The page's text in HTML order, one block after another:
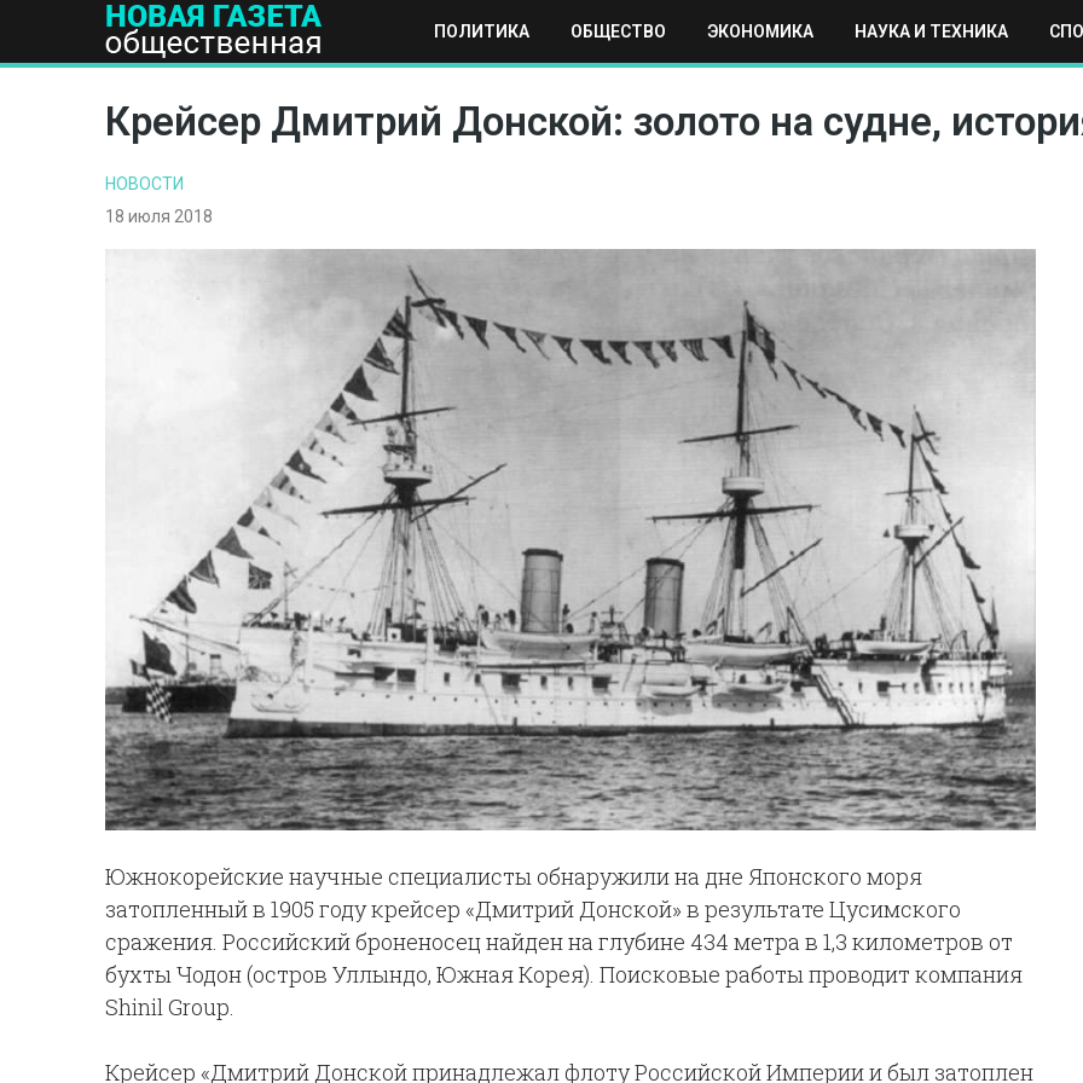
ПОЛИТИКА ОБЩЕСТВО ЭКОНОМИКА НАУКА И ТЕХНИКА
ПОЛИТИКА ОБЩЕСТВО ЭКОНОМИКА НАУКА И ТЕХНИКА СПОРТ МОСКВА РЕГИОНЫ МИР
Крейсер Дмитрий Донской: золото на судне,
НОВОСТИ
18 июля 2018
Южнокорейские научные специалисты обнаружили на дне Японского моря
затопленный в 1905 году крейсер «Дмитрий Донской» в результате Цусимского
сражения. Российский броненосец найден на глубине 434 метра в 1,3 километров от
бухты Чодон (остров Уллындо, Южная Корея). Поисковые работы проводит компания
Shinil Group.
Крейсер «Дмитрий Донской принадлежал флоту Российской Империи и был затоплен